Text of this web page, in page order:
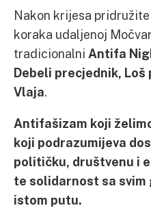
Nakon krijesa
koraka udaljenoj
tradicionalni Antifa
Debeli precjednik, Loš
Vlaja.
Antifašizam koji
koji podrazumijeva
političku, društvenu i
te solidarnost sa svim
istom putu.